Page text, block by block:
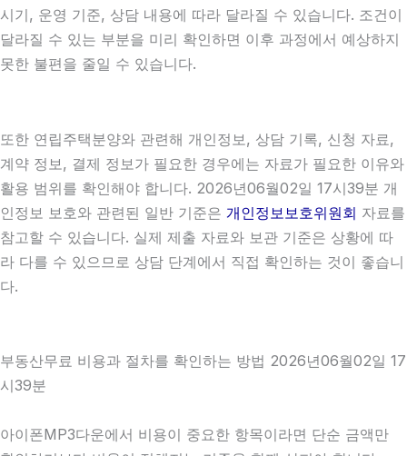
시기, 운영 기준, 상담 내용에 따라 달라질 수 있습니다. 조건이
달라질 수 있는 부분을 미리 확인하면 이후 과정에서 예상하지
못한 불편을 줄일 수 있습니다.
또한 연립주택분양와 관련해 개인정보, 상담 기록, 신청 자료,
계약 정보, 결제 정보가 필요한 경우에는 자료가 필요한 이유와
활용 범위를 확인해야 합니다. 2026년06월02일 17시39분 개
인정보 보호와 관련된 일반 기준은 개인정보보호위원회 자료를
참고할 수 있습니다. 실제 제출 자료와 보관 기준은 상황에 따
라 다를 수 있으므로 상담 단계에서 직접 확인하는 것이 좋습니
다.
부동산무료 비용과 절차를 확인하는 방법 2026년06월02일 17
시39분
아이폰MP3다운에서 비용이 중요한 항목이라면 단순 금액만